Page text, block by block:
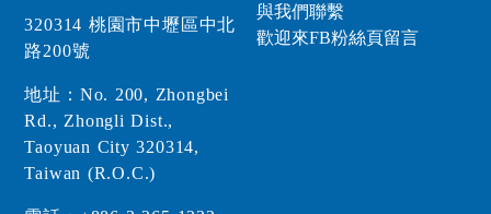
320314 桃園市中壢區中北
路200號
地址：No. 200, Zhongbei
Rd., Zhongli Dist.,
Taoyuan City 320314,
Taiwan (R.O.C.)
與我們聯繫
歡迎來FB粉絲頁留言